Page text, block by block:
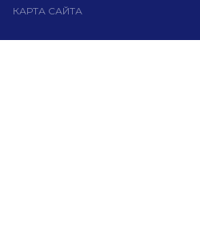
КАРТА САЙТА